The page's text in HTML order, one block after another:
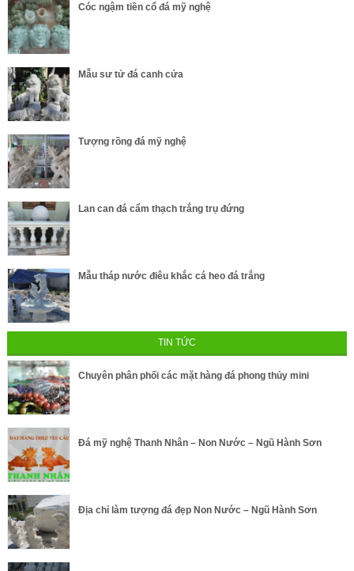
Cóc ngậm tiền cổ đá mỹ nghệ
Mẫu sư tử đá canh cửa
Tượng rồng đá mỹ nghệ
Lan can đá cẩm thạch trắng trụ đứng
Mẫu tháp nước điêu khắc cá heo đá trắng
TIN TỨC
Chuyên phân phối các mặt hàng đá phong thủy mini
Đá mỹ nghệ Thanh Nhân – Non Nước – Ngũ Hành Sơn
Địa chỉ làm tượng đá đẹp Non Nước – Ngũ Hành Sơn